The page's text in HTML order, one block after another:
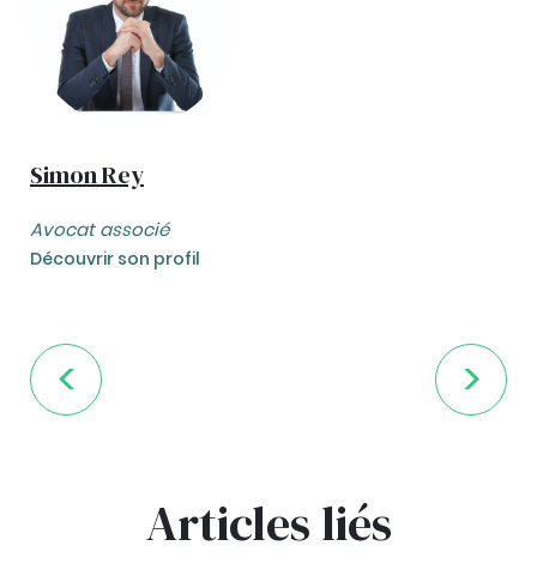
Simon Rey
Avocat associé
Découvrir son profil
Articles liés